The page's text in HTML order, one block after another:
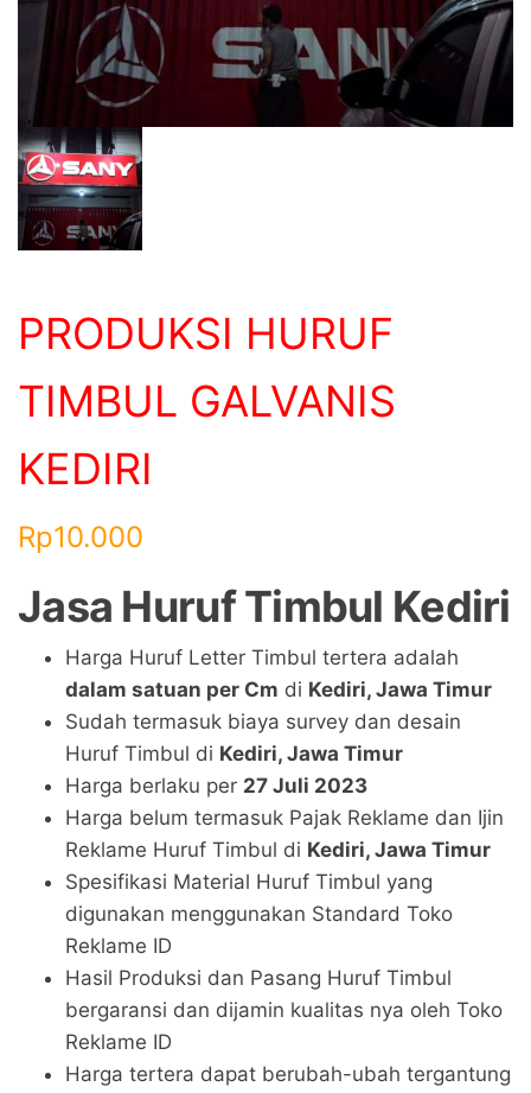
PRODUKSI HURUF
TIMBUL GALVANIS
KEDIRI
Rp10.000
Jasa Huruf Timbul Kediri
Harga Huruf Letter Timbul tertera adalah
dalam satuan per Cm di Kediri, Jawa Timur
Sudah termasuk biaya survey dan desain
Huruf Timbul di Kediri, Jawa Timur
Harga berlaku per 27 Juli 2023
Harga belum termasuk Pajak Reklame dan Ijin
Reklame Huruf Timbul di Kediri, Jawa Timur
Spesifikasi Material Huruf Timbul yang
digunakan menggunakan Standard Toko
Reklame ID
Hasil Produksi dan Pasang Huruf Timbul
bergaransi dan dijamin kualitas nya oleh Toko
Reklame ID
Harga tertera dapat berubah-ubah tergantung